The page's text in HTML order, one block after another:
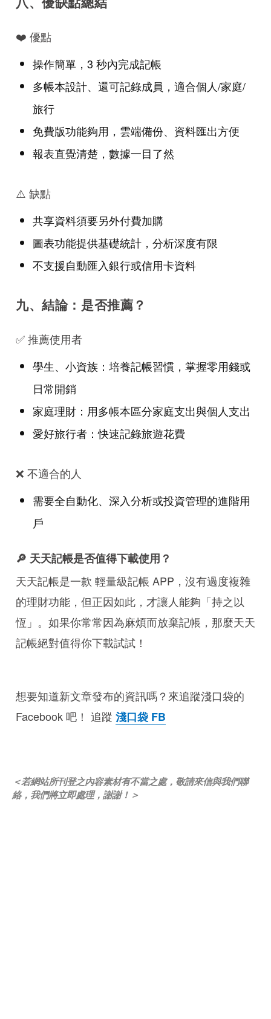
❤️ 優點
操作簡單，3 秒內完成記帳
多帳本設計、還可記錄成員，適合個人/家庭/
旅行
免費版功能夠用，雲端備份、資料匯出方便
報表直覺清楚，數據一目了然
⚠️ 缺點
共享資料須要另外付費加購
圖表功能提供基礎統計，分析深度有限
不支援自動匯入銀行或信用卡資料
九、結論：是否推薦？
✅ 推薦使用者
學生、小資族：培養記帳習慣，掌握零用錢或
日常開銷
家庭理財：用多帳本區分家庭支出與個人支出
愛好旅行者：快速記錄旅遊花費
❌ 不適合的人
需要全自動化、深入分析或投資管理的進階用
戶
🔎 天天記帳是否值得下載使用？
天天記帳是一款 輕量級記帳 APP，沒有過度複雜
的理財功能，但正因如此，才讓人能夠「持之以
恆」。如果你常常因為麻煩而放棄記帳，那麼天天
記帳絕對值得你下載試試！
想要知道新文章發布的資訊嗎？來追蹤淺口袋的
Facebook 吧！ 追蹤 淺口袋 FB
＜若網站所刊登之內容素材有不當之處，敬請來信與我們聯
絡，我們將立即處理，謝謝！＞